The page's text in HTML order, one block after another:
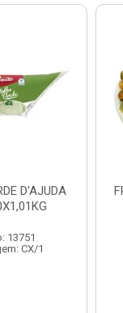
1785
KG/10